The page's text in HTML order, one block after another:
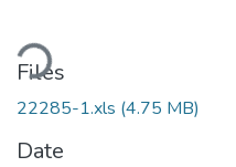
Files
22285-1.xls (4.75 MB)
Date